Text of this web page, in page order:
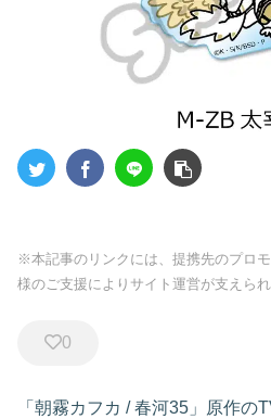
※本記事のリンクには、提携先のプロ
様のご支援によりサイト運営が支えられ
0
「朝霧カフカ / 春河35」原作の